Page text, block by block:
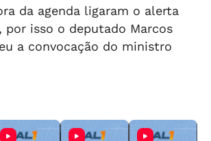
da agenda ligaram o alerta
por isso o deputado Marcos
a convocação do ministro